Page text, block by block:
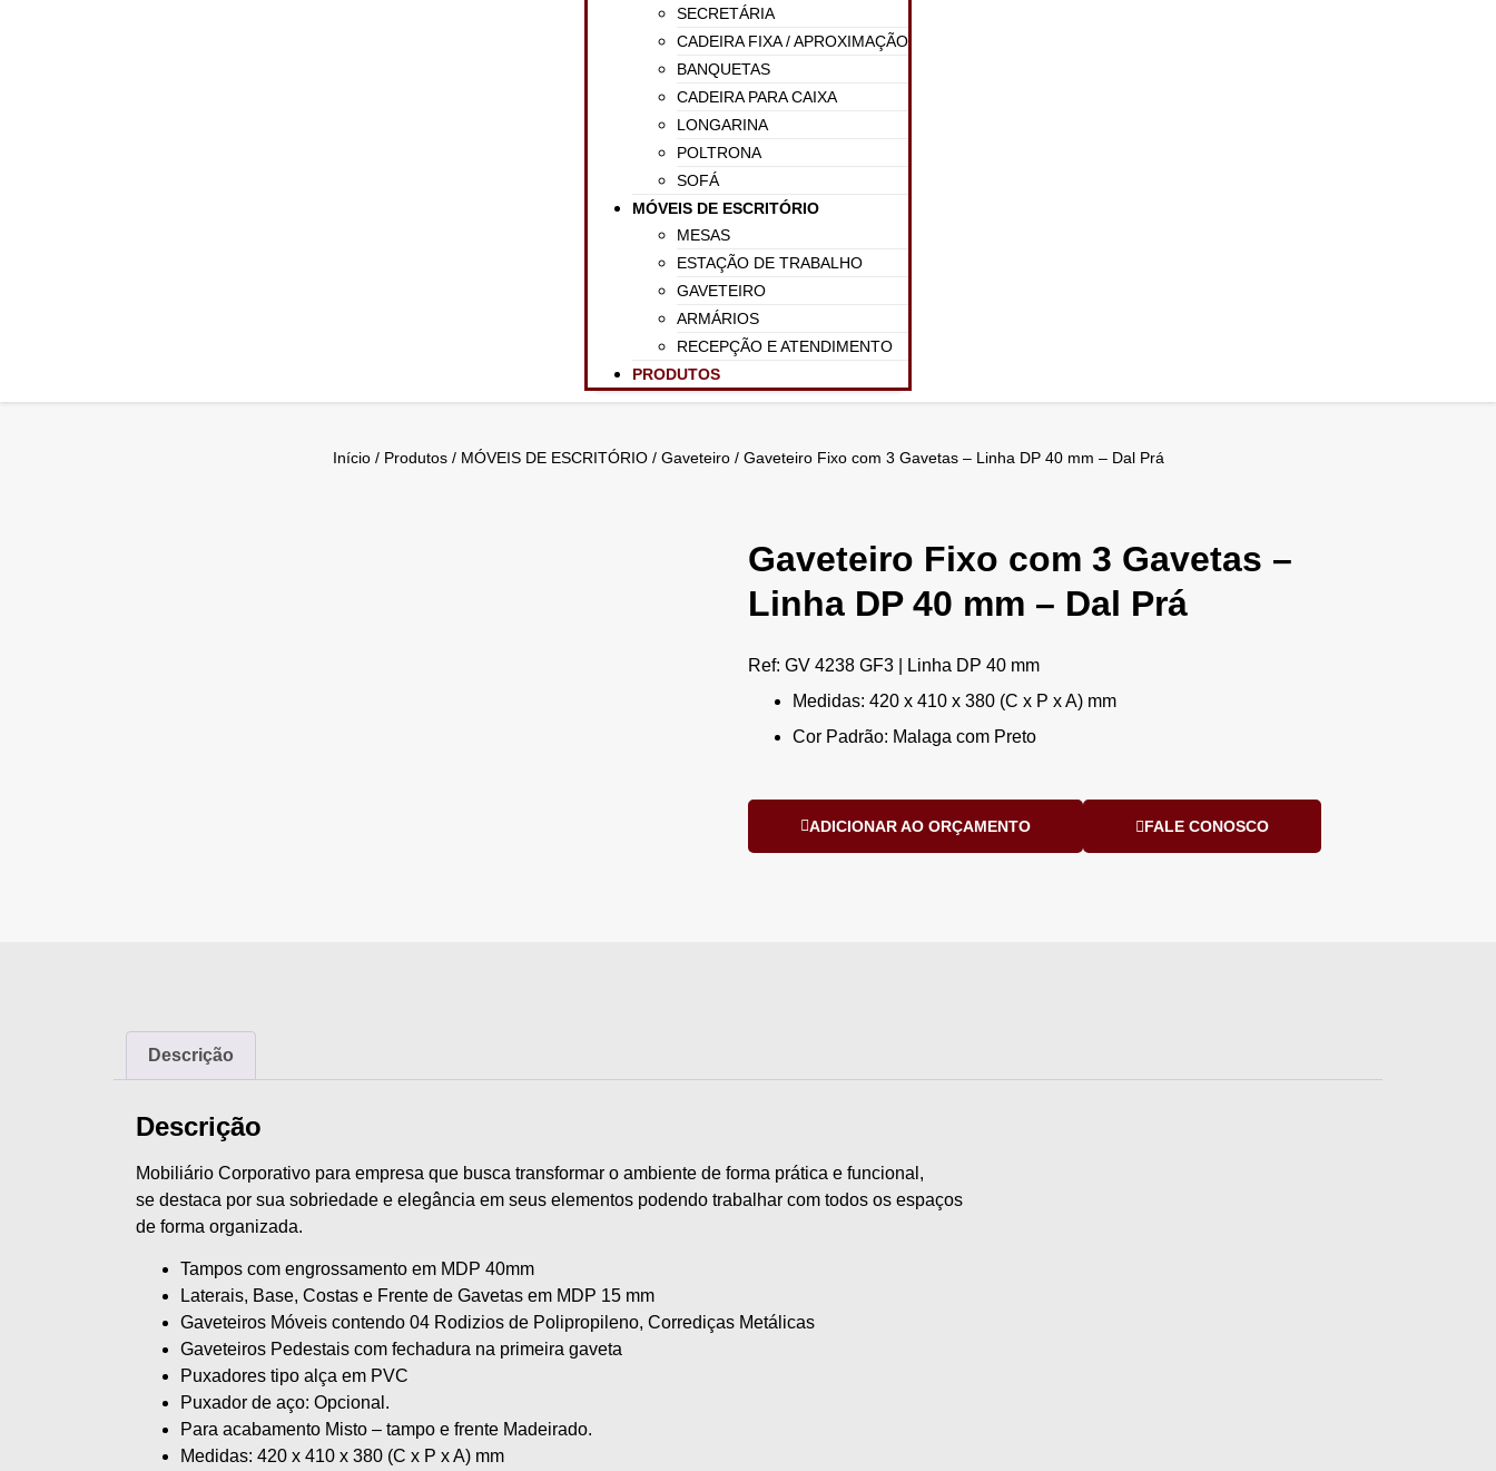
SECRETÁRIA
CADEIRA FIXA / APROXIMAÇÃO
BANQUETAS
CADEIRA PARA CAIXA
LONGARINA
POLTRONA
SOFÁ
MÓVEIS DE ESCRITÓRIO
MESAS
ESTAÇÃO DE TRABALHO
GAVETEIRO
ARMÁRIOS
RECEPÇÃO E ATENDIMENTO
PRODUTOS
Início/ Produtos/ MÓVEIS DE ESCRITÓRIO/ Gaveteiro/ Gaveteiro Fixo com 3 Gavetas – Linha DP 40 mm – Dal Prá
Gaveteiro Fixo com 3 Gavetas –
Linha DP 40 mm – Dal Prá
Ref: GV 4238 GF3 | Linha DP 40 mm
Medidas: 420 x 410 x 380 (C x P x A) mm
Cor Padrão: Malaga com Preto
ADICIONAR AO ORÇAMENTO FALE CONOSCO
Descrição
Descrição
Mobiliário Corporativo para empresa que busca transformar o ambiente de forma prática e funcional,
se destaca por sua sobriedade e elegância em seus elementos podendo trabalhar com todos os espaços
de forma organizada.
Tampos com engrossamento em MDP 40mm
Laterais, Base, Costas e Frente de Gavetas em MDP 15 mm
Gaveteiros Móveis contendo 04 Rodizios de Polipropileno, Corrediças Metálicas
Gaveteiros Pedestais com fechadura na primeira gaveta
Puxadores tipo alça em PVC
Puxador de aço: Opcional.
Para acabamento Misto – tampo e frente Madeirado.
Medidas: 420 x 410 x 380 (C x P x A) mm